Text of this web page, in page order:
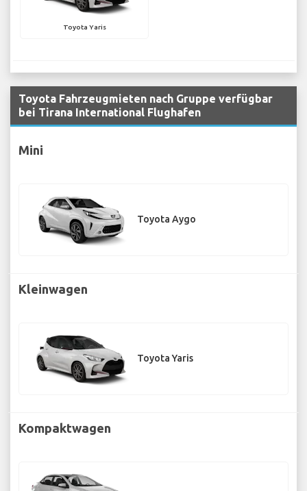
Toyota Yaris
Toyota Fahrzeugmieten nach Gruppe verfügbar
bei Tirana International Flughafen
Mini
Toyota Aygo
Kleinwagen
Toyota Yaris
Kompaktwagen